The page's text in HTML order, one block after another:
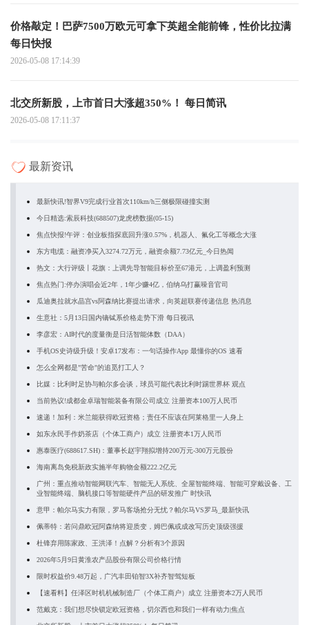
价格敲定！巴萨7500万欧元可拿下英超全能前锋，性价比拉满
每日快报
2026-05-08 17:14:39
北交所新股，上市首日大涨超350%！ 每日简讯
2026-05-08 17:11:37
最新资讯
最新快讯!智界V9完成行业首次110km/h三侧极限碰撞实测
今日精选:索辰科技(688507)龙虎榜数据(05-15)
焦点快报!午评：创业板指探底回升涨0.57%，机器人、氟化工等概念大涨
东方电缆：融资净买入3274.72万元，融资余额7.73亿元_今日热闻
热文：大行评级丨花旗：上调先导智能目标价至67港元，上调盈利预测
焦点热门:停办演唱会近2年，1年少赚4亿，伯纳乌打赢噪音官司
瓜迪奥拉就水晶宫vs阿森纳比赛提出请求，向英超联赛传递信息 热消息
生意社：5月13日国内镝铽系价格走势下滑 每日视讯
李彦宏：AI时代的度量衡是日活智能体数（DAA）
手机OS史诗级升级！安卓17发布：一句话操作App 最懂你的OS 速看
怎么全网都是"苦命"的追觅打工人？
比媒：比利时足协与帕尔多会谈，球员可能代表比利时踢世界杯 观点
当前热议!成都金卓瑞智能装备有限公司成立 注册资本100万人民币
速递！加利：米兰能获得欧冠资格；责任不应该在阿莱格里一人身上
如东永民手作奶茶店（个体工商户）成立 注册资本1万人民币
惠泰医疗(688617.SH)：董事长赵宇翔拟增持200万元-300万元股份
海南离岛免税新政实施半年购物金额222.2亿元
广州：重点推动智能网联汽车、智能无人系统、全屋智能终端、智能可穿戴设备、工
业智能终端、脑机接口等智能硬件产品的研发推广 时快讯
意甲：帕尔马实力有限，罗马客场抢分无忧？帕尔马VS罗马_最新快讯
佩蒂特：若问鼎欧冠阿森纳将迎质变，姆巴佩或成改写历史顶级强援
杜锋弃用陈家政、王洪泽！点解？分析有3个原因
2026年5月9日黄淮农产品股份有限公司价格行情
限时权益价9.48万起，广汽丰田铂智3X补齐智驾短板
【速看料】任泽区时机机械制造厂（个体工商户）成立 注册资本2万人民币
范戴克：我们想尽快锁定欧冠资格，切尔西也和我们一样有动力|焦点